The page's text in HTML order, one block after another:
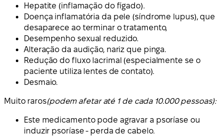
Hepatite (inflamação do fígado).
Doença inflamatória da pele (síndrome lupus), que
desaparece ao terminar o tratamento,
Desempenho sexual reduzido.
Alteração da audição, nariz que pinga.
Redução do fluxo lacrimal (especialmente se o
paciente utiliza lentes de contato).
Desmaio.
Muito raros(podem afetar até 1 de cada 10.000 pessoas):
Este medicamento pode agravar a psoríase ou
induzir psoríase - perda de cabelo.